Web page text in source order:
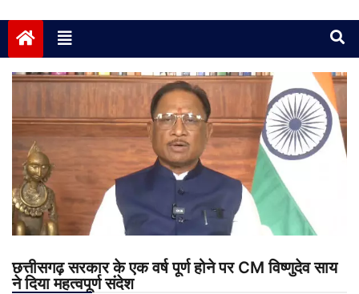
छत्तीसगढ़ सरकार के एक वर्ष पूर्ण होने पर CM विष्णुदेव साय
ने दिया महत्वपूर्ण संदेश